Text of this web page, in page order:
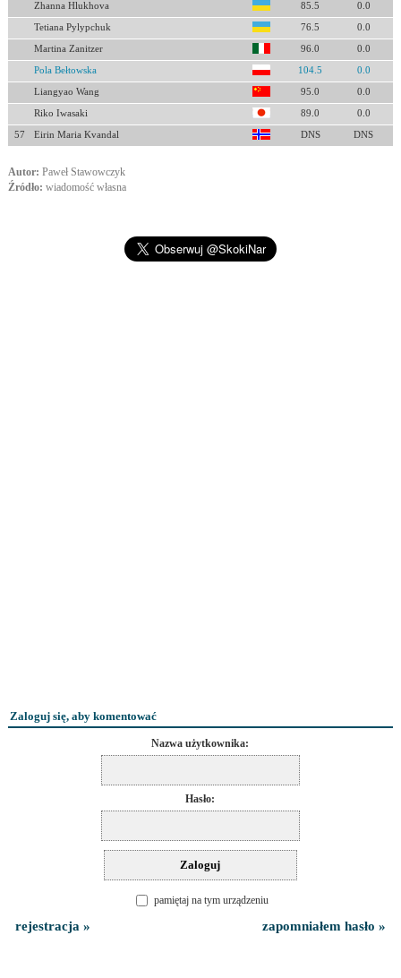
Zhanna Hlukhova 85.5 0.0
Tetiana Pylypchuk 76.5 0.0
Martina Zanitzer 96.0 0.0
Pola Bełtowska 104.5 0.0
Liangyao Wang 95.0 0.0
Riko Iwasaki 89.0 0.0
57 Eirin Maria Kvandal DNS DNS
Autor: Paweł Stawowczyk
Źródło: wiadomość własna
Zaloguj się, aby komentować
Nazwa użytkownika:
Hasło:
pamiętaj na tym urządzeniu
rejestracja » zapomniałem hasło »